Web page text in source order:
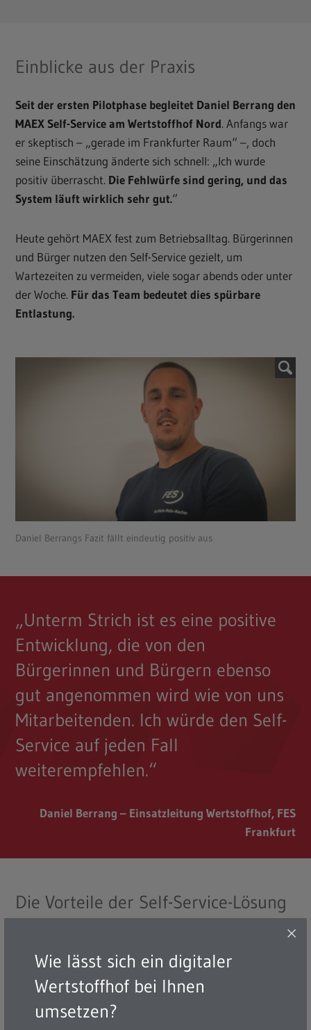
Einblicke aus der Praxis
Seit der ersten Pilotphase begleitet Daniel Berrang den
MAEX Self-Serviceam Wertstoffhof Nord. Anfangs war
er skeptisch – „gerade im Frankfurter Raum“ –, doch
seine Einschätzung änderte sich schnell: „Ich wurde
positiv überrascht. Die Fehlwürfe sind gering, und das
System läuft wirklich sehr gut.“
Heute gehört MAEX fest zum Betriebsalltag. Bürgerinnen
und Bürger nutzen den Self-Service gezielt, um
Wartezeiten zu vermeiden, viele sogar abends oder unter
der Woche. Für das Team bedeutet dies spürbare
Entlastung.
Daniel Berrangs Fazit fällt eindeutig positiv aus
„Unterm Strich ist es eine positive
Entwicklung, die von den
Bürgerinnen und Bürgern ebenso
gut angenommen wird wie von uns
Mitarbeitenden. Ich würde den Self-
Service auf jeden Fall
weiterempfehlen.“
Daniel Berrang – Einsatzleitung Wertstoffhof, FES
Frankfurt
Die Vorteile der Self-Service-Lösung
Digitalisierung und Effizienzsteigerung
Abfallabgabe unabhängig von Personal – Entlastung
der Mitarbeitenden
Flexiblere Öffnungszeiten und weniger Wartezeiten
Wie lässt sich ein digitaler
Wertstoffhof bei Ihnen
umsetzen?